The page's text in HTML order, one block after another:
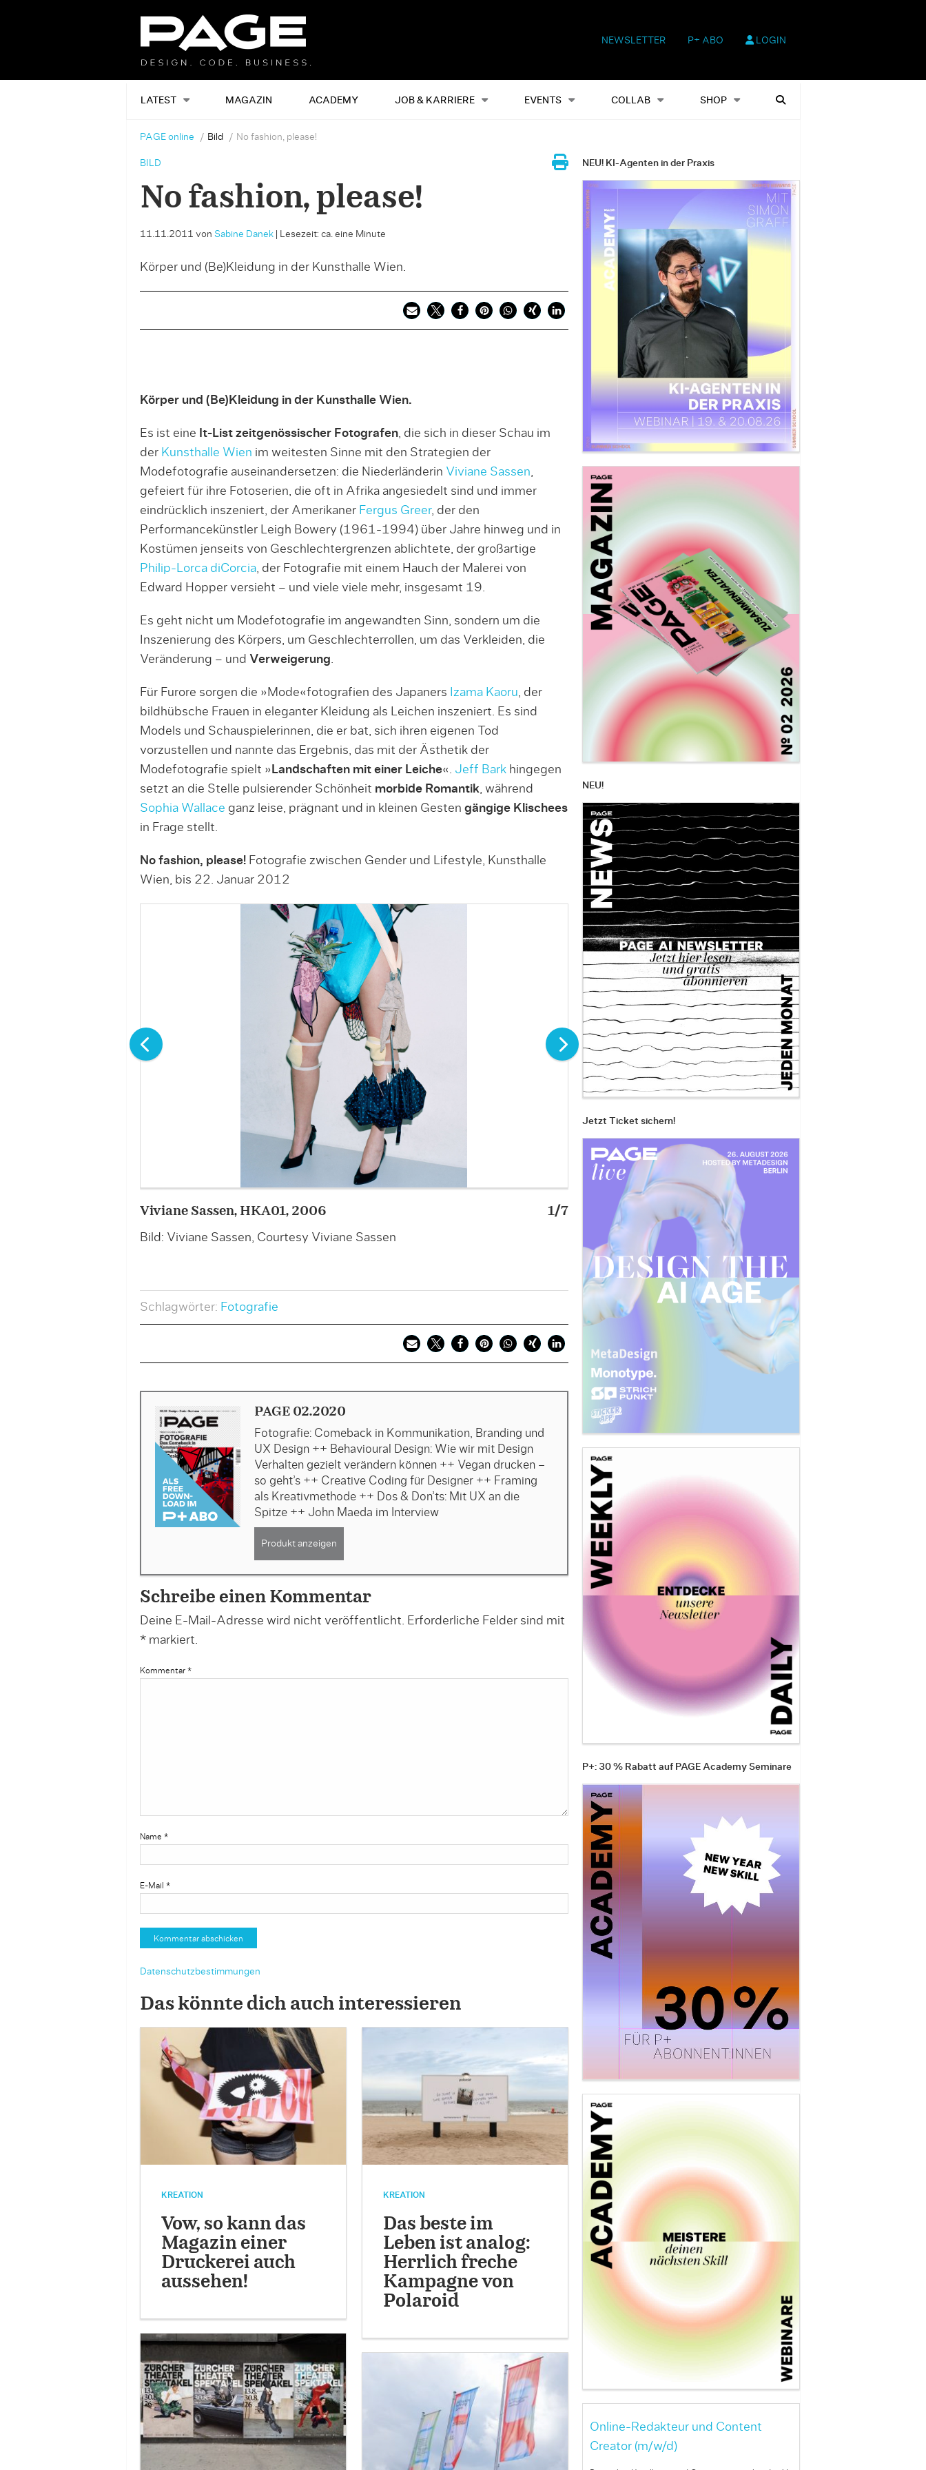
NEWSLETTER P+ ABO LOGIN
LATEST MAGAZIN ACADEMY JOB & KARRIERE EVENTS COLLAB SHOP
Alles Events Shop Heftausgaben Suchen
PAGE online Bild No fashion, please!
BILD
No fashion, please!
11.11.2011 von Sabine Danek| Lesezeit: ca. eine Minute
Körper und (Be)Kleidung in der Kunsthalle Wien.
Körper und (Be)Kleidung in der Kunsthalle Wien.
Es ist eine It-List zeitgenössischer Fotografen, die sich in dieser Schau im
der Kunsthalle Wien im weitesten Sinne mit den Strategien der
Modefotografie auseinandersetzen: die Niederländerin Viviane Sassen,
gefeiert für ihre Fotoserien, die oft in Afrika angesiedelt sind und immer
eindrücklich inszeniert, der Amerikaner Fergus Greer, der den
Performancekünstler Leigh Bowery (1961-1994) über Jahre hinweg und in
Kostümen jenseits von Geschlechtergrenzen ablichtete, der großartige
Philip-Lorca diCorcia, der Fotografie mit einem Hauch der Malerei von
Edward Hopper versieht – und viele viele mehr, insgesamt 19.
Es geht nicht um Modefotografie im angewandten Sinn, sondern um die
Inszenierung des Körpers, um Geschlechterrollen, um das Verkleiden, die
Veränderung – und Verweigerung.
Für Furore sorgen die »Mode«fotografien des Japaners Izama Kaoru, der
bildhübsche Frauen in eleganter Kleidung als Leichen inszeniert. Es sind
Models und Schauspielerinnen, die er bat, sich ihren eigenen Tod
vorzustellen und nannte das Ergebnis, das mit der Ästhetik der
Modefotografie spielt » Landschaften mit einer Leiche«. Jeff Barkhingegen
setzt an die Stelle pulsierender Schönheit morbide Romantik, während
Sophia Wallace ganz leise, prägnant und in kleinen Gesten gängige Klischees
in Frage stellt.
No fashion, please!Fotografie zwischen Gender und Lifestyle, Kunsthalle
Wien, bis 22. Januar 2012
Viviane Sassen, HKA01, 2006
Bild: Viviane Sassen, Courtesy Viviane Sassen
1/7 Chan-Hyo Bae, Existing in Costume 1b, 2006
Bild: Chan-Hyo Bae, Courtesy Aando Fine Art, Berlin
Schlagwörter: Fotografie
PAGE 02.2020
Fotografie: Comeback in Kommunikation, Branding und
UX Design ++ Behavioural Design: Wie wir mit Design
Verhalten gezielt verändern können ++ Vegan drucken –
so geht’s ++ Creative Coding für Designer ++ Framing
als Kreativmethode ++ Dos & Don’ts: Mit UX an die
Spitze ++ John Maeda im Interview
Produkt anzeigen
Schreibe einen Kommentar
Deine E-Mail-Adresse wird nicht veröffentlicht. Erforderliche Felder sind mit
*markiert.
Kommentar *
Name *
E-Mail *
Datenschutzbestimmungen
Das könnte dich auch interessieren
KREATION
Vow, so kann das
Magazin einer
Druckerei auch
aussehen!
KREATION
Das beste im
Leben ist analog:
Herrlich freche
Kampagne von
Polaroid
NEU! KI-Agenten in der Praxis
NEU!
Jetzt Ticket sichern!
P+: 30 % Rabatt auf PAGE Academy Seminare
Online-Redakteur und Content
Creator (m/w/d)